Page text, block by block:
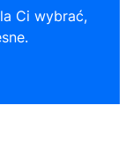
Ci wybrać,